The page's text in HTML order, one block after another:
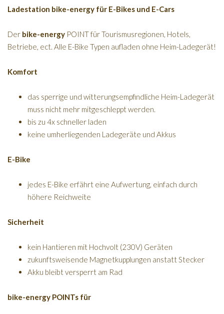
Ladestation bike-energy für E-Bikes und E-Cars
Der bike-energy POINT für Tourismusregionen, Hotels,
Betriebe, ect. Alle E-Bike Typen aufladen ohne Heim-Ladegerät!
Komfort
das sperrige und witterungsempfindliche Heim-Ladegerät
muss nicht mehr mitgeschleppt werden.
bis zu 4x schneller laden
keine umherliegenden Ladegeräte und Akkus
E-Bike
jedes E-Bike erfährt eine Aufwertung, einfach durch
höhere Reichweite
Sicherheit
kein Hantieren mit Hochvolt (230V) Geräten
zukunftsweisende Magnetkupplungen anstatt Stecker
Akku bleibt versperrt am Rad
bike-energy POINTs für